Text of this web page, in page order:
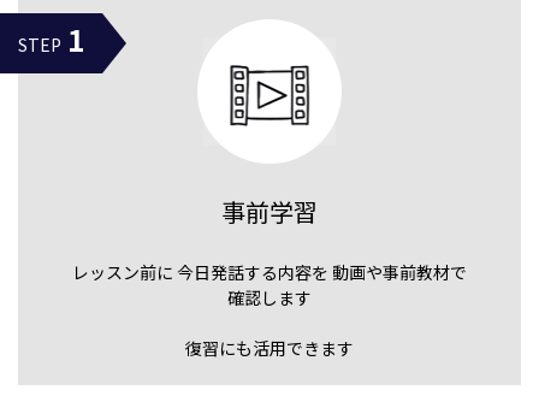
STEP 1
事前学習
レッスン前に 今日発話する内容を 動画や事前教材で
確認します
復習にも活用できます